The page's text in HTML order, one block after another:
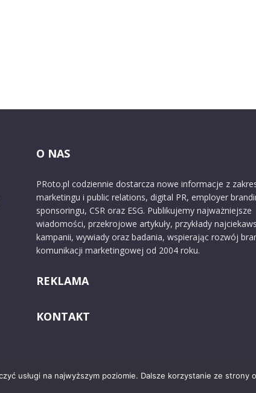
O NAS
PRoto.pl codziennie dostarcza nowe informacje z
marketingu i public relations, digital PR, employer
sponsoringu, CSR oraz ESG. Publikujemy najważniejsze
wiadomości, przekrojowe artykuły, przykłady
kampanii, wywiady oraz badania, wspierając rozwój
komunikacji marketingowej od 2004 roku.
REKLAMA
KONTAKT
O nas
usługi na najwyższym poziomie. Dalsze korzystanie ze strony